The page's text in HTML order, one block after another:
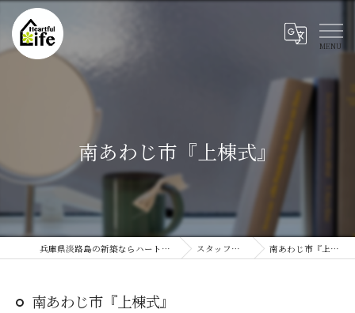
南あわじ市『上棟式』
兵庫県淡路島の新築ならハートフルライフ スタッフブログ 南あわじ市『上棟式』
南あわじ市『上棟式』